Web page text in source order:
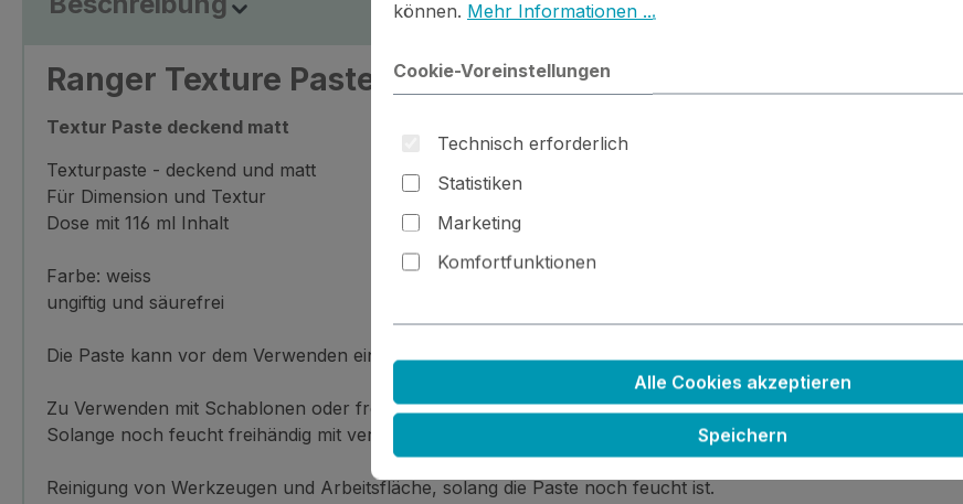
Ranger Texture Paste
Textur Paste deckend matt
Texturpaste - deckend und matt
Für Dimension und Textur
Dose mit 116 ml Inhalt
Farbe: weiss
ungiftig und säurefrei
Die Paste kann vor dem Verwenden eingefärbt werden oder nach dem Trocknen übermalt werden.
Zu Verwenden mit Schablonen oder freies Auftragen mit Spachteln.
Solange noch feucht freihändig mit verschiedenen Werkzeugen Struktur hinein bringen.
Reinigung von Werkzeugen und Arbeitsfläche, solang die Paste noch feucht ist.
können. Mehr Informationen ...
Cookie-Voreinstellungen
Technisch erforderlich
Statistiken
Marketing
Komfortfunktionen
Alle Cookies akzeptieren
Speichern